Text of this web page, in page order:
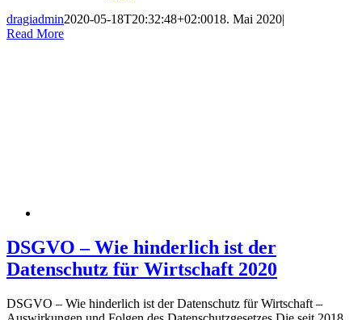
dragiadmin2020-05-18T20:32:48+02:0018. Mai 2020|
Read More
DSGVO – Wie hinderlich ist der
Datenschutz für Wirtschaft 2020
DSGVO – Wie hinderlich ist der Datenschutz für Wirtschaft –